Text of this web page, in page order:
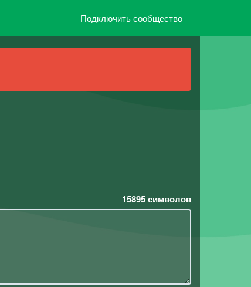
Подключить сообщество
15895символов